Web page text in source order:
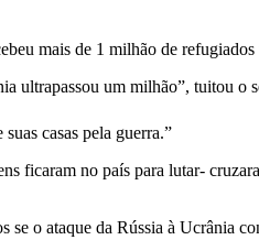
mais de 1 milhão de
ultrapassou um milhão”, tuitou
casas pela guerra.”
ficaram no país para lutar-
o ataque da Rússia à Ucrânia